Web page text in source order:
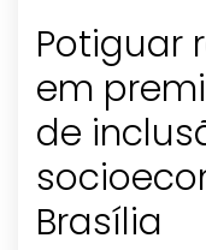
Potiguar
em
de
Brasília